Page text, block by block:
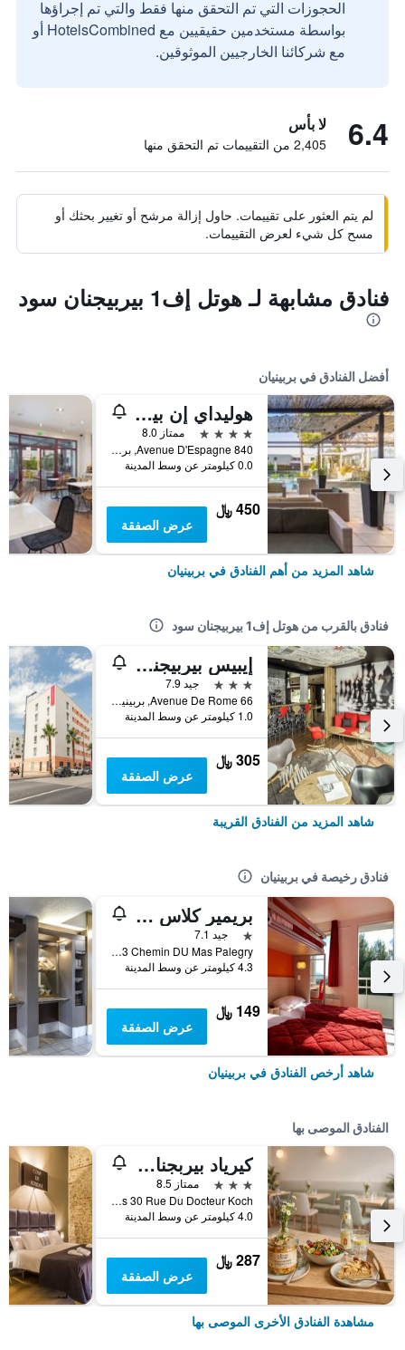
الحجوزات التي تم التحقق منها فقط والتي تم إجراؤها
بواسطة مستخدمين حقيقيين مع HotelsCombined أو
مع شركائنا الخارجيين الموثوقين.
6.4 لا بأس
2,405 من التقييمات تم التحقق منها
لم يتم العثور على تقييمات. حاول إزالة مرشح أو تغيير بحثك أو
مسح كل شيء لعرض التقييمات.
فنادق مشابهة لـ هوتل إف1 بيربيجنان سود
أفضل الفنادق في بربينيان
هوليداي إن بير يجٕي بآٔباي آيتش جي
4 نجوم
ممتاز 8.0
840 Avenue D'Espagne, بربينيان, إقليم البرانيس الشرقية, فرنسا
0.0 كيلومتر عن وسط المدينة
450 ﷼
عرض الصفقة
شاهد المزيد من أهم الفنادق في بربينيان
فنادق بالقرب من هوتل إف1 بيربيجنان سود
إيبيس بيربيجنان سود سانت تشارلز
3 نجوم
جيد 7.9
66 Avenue De Rome, بربينيان, إقليم البرانيس الشرقية, فرنسا
1.0 كيلومتر عن وسط المدينة
305 ﷼
عرض الصفقة
شاهد المزيد من الفنادق القريبة
فنادق رخيصة في بربينيان
بريمير كلاس بيربيجنان سود
نجمة واحدة
جيد 7.1
Mas Bon Secours 313 Chemin DU Mas Palegry, بربينيان, إقليم البرانيس الشرقية, فرنسا
4.3 كيلومتر عن وسط المدينة
149 ﷼
عرض الصفقة
شاهد أرخص الفنادق في بربينيان
الفنادق الموصى بها
كيرياد بيربجنان صود
3 نجوم
ممتاز 8.5
Domaine Du Bois Des Pins 30 Rue Du Docteur Koch, بربينيان, إقليم البرانيس الشرقية, فرنسا
4.0 كيلومتر عن وسط المدينة
287 ﷼
عرض الصفقة
مشاهدة الفنادق الأخرى الموصى بها